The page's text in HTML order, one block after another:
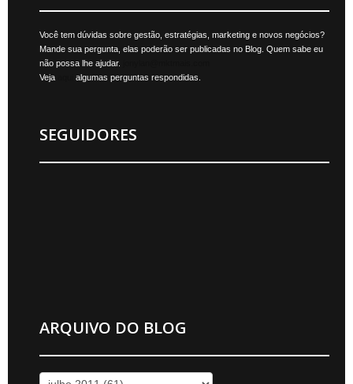
Você tem dúvidas sobre gestão, estratégias, marketing e novos negócios?
Mande sua pergunta, elas poderão ser publicadas no Blog. Quem sabe eu
não possa lhe ajudar.
Veja
algumas perguntas respondidas.
SEGUIDORES
ARQUIVO DO BLOG